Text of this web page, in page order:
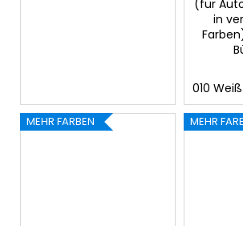
(für
in
010 Weiß
MEHR FARBEN MEHR